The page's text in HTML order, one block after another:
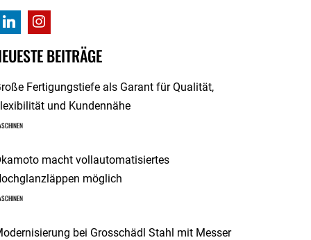
BEITRÄGE
Fertigungstiefe als Garant für Qualität,
und Kundennähe
macht vollautomatisiertes
möglich
bei Grosschädl Stahl mit Messer